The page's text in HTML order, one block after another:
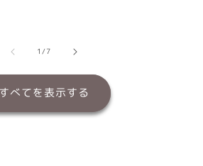
1/の
7
すべてを表示する